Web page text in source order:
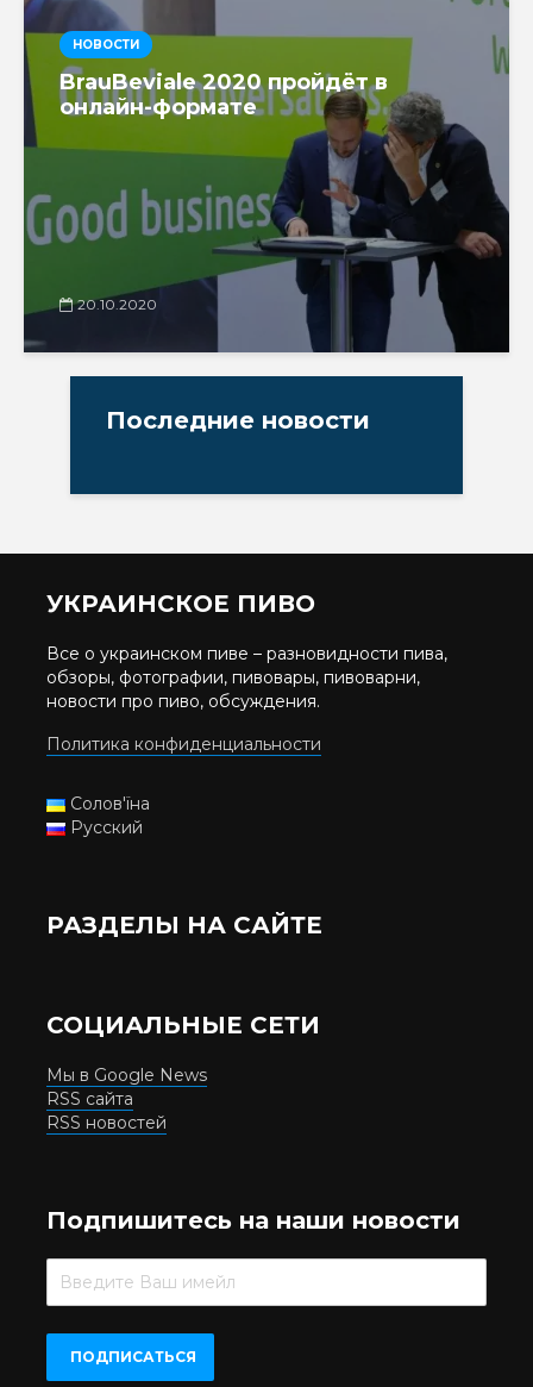
НОВОСТИ
BrauBeviale 2020 пройдёт в
онлайн-формате
20.10.2020
Последние новости
УКРАИНСКОЕ ПИВО
Все о украинском пиве – разновидности пива,
обзоры, фотографии, пивовары, пивоварни,
новости про пиво, обсуждения.
Политика конфиденциальности
Солов'їна
Русский
РАЗДЕЛЫ НА САЙТЕ
СОЦИАЛЬНЫЕ СЕТИ
Мы в Google News
RSS сайта
RSS новостей
Подпишитесь на наши новости